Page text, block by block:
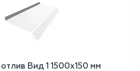
Вид 1 1500х150 мм